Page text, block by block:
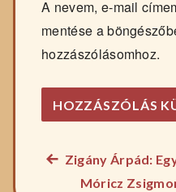
A nevem, e-mail
mentése a
hozzászólásomhoz.
Bejegyzés
Előző
főzelék
Zigány Árpád:
Móricz